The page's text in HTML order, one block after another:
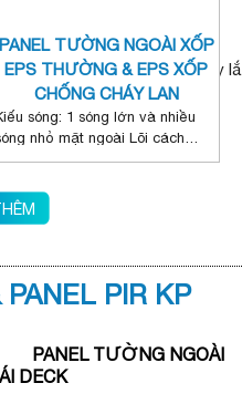
Kinh nghiệm sản xuất và xây
PANEL TƯỜNG NGOÀI XỐP
EPS THƯỜNG & EPS XỐP
CHỐNG CHÁY LAN
sóng: 1 sóng lớn và nhiều
nhỏ mặt ngoài Lõi cách
EPS xốp thường hoặc EPS
PIR KP
PANEL TƯỜNG NGOÀI
DECK